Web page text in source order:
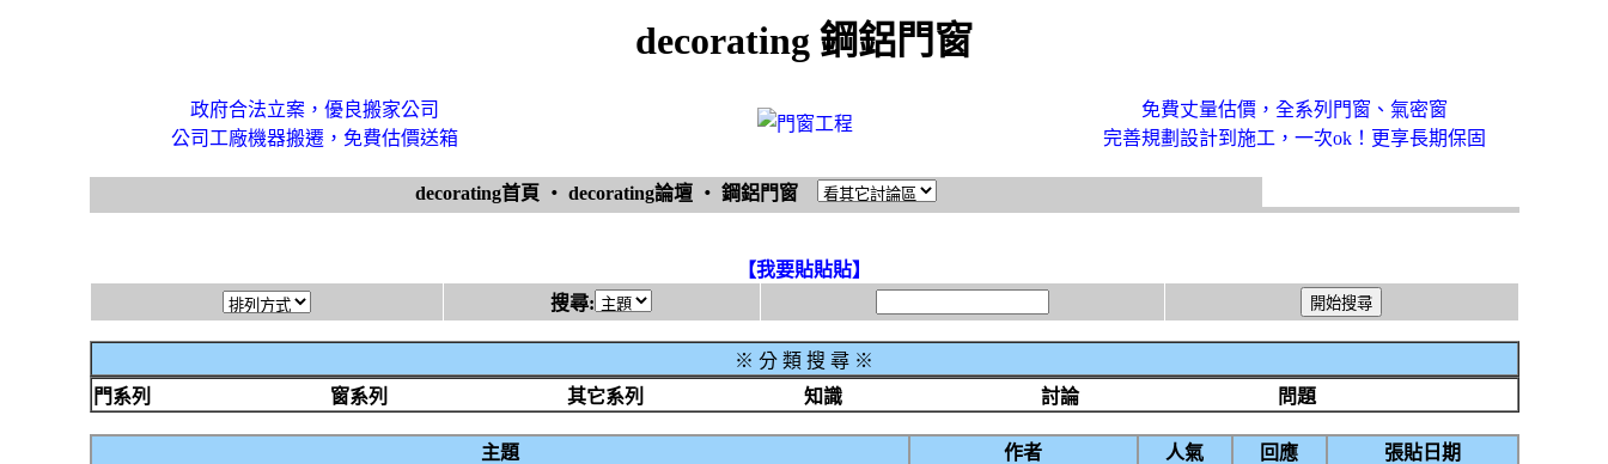
decorating 鋼鋁門窗
政府合法立案，優良搬家公司
公司工廠機器搬遷，免費估價送箱
免費丈量估價，全系列門窗、氣密窗
完善規劃設計到施工，一次ok！更享長期保固
decorating首頁 ‧ decorating論壇 ‧ 鋼鋁門窗
【我要貼貼貼】
搜尋:
※ 分 類 搜 尋 ※
門系列
窗系列 其它系列 知識 討論 問題
主題 作者 人氣 回應 張貼日期